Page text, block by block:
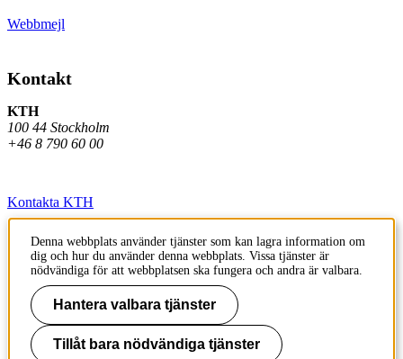
Webbmejl
Kontakt
KTH
100 44 Stockholm
+46 8 790 60 00
Kontakta KTH
Jobba på KTH
Press och media
Faktura och betalning KTH
Om KTH:s webbplatser
Denna webbplats använder tjänster som kan lagra information om
dig och hur du använder denna webbplats. Vissa tjänster är
nödvändiga för att webbplatsen ska fungera och andra är valbara.
Hantera valbara tjänster
Tillåt bara nödvändiga tjänster